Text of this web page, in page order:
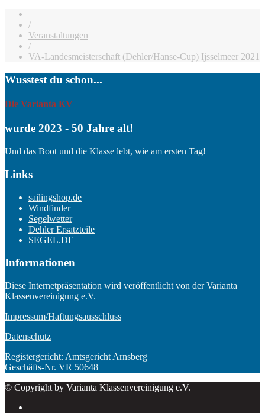
/
Veranstaltungen
/
VA-Landesmeisterschaft (Dehler/Hanse-Cup) Ijsselmeer 2021
Wusstest du schon...
Die Varianta KV
wurde 2023 - 50 Jahre alt!
Und das Boot und die Klasse lebt, wie am ersten Tag!
Links
sailingshop.de
Windfinder
Segelwetter
Dehler Ersatzteile
SEGEL.DE
Informationen
Diese Internetpräsentation wird veröffentlicht von der Varianta
Klassenvereinigung e.V.
Impressum/Haftungsausschluss
Datenschutz
Registergericht: Amtsgericht Arnsberg
Geschäfts-Nr. VR 50648
© Copyright by Varianta Klassenvereinigung e.V.